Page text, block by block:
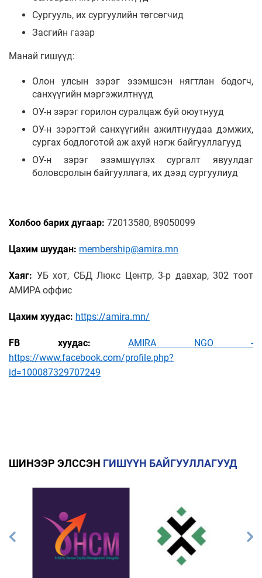
Сургууль, их сургуулийн төгсөгчид
Засгийн газар
Манай гишүүд:
Олон улсын зэрэг эзэмшсэн нягтлан бодогч,
санхүүгийн мэргэжилтнүүд
ОУ-н зэрэг горилон суралцаж буй оюутнууд
ОУ-н зэрэгтэй санхүүгийн ажилтнуудаа дэмжих,
сургах бодлоготой аж ахуй нэгж байгууллагууд
ОУ-н зэрэг эзэмшүүлэх сургалт явуулдаг
боловсролын байгууллага, их дээд сургуулиуд
Холбоо барих дугаар: 72013580, 89050099
Цахим шуудан: membership@amira.mn
Хаяг: УБ хот, СБД Люкс Центр, 3-р давхар, 302 тоот
АМИРА оффис
Цахим хуудас: https://amira.mn/
FB хуудас:
AMIRA NGO -
https://www.facebook.com/profile.php?
id=100087329707249
ШИНЭЭР ЭЛССЭН ГИШҮҮН БАЙГУУЛЛАГУУД